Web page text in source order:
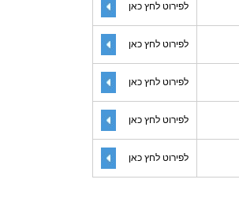
לפירוט לחץ כאן
לפירוט לחץ כאן
לפירוט לחץ כאן
לפירוט לחץ כאן
לפירוט לחץ כאן